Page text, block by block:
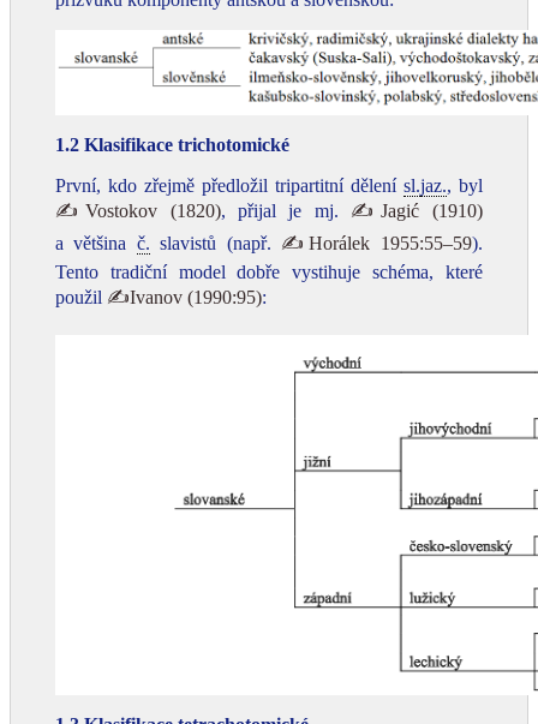
1.2 Klasifikace trichotomické
První, kdo zřejmě předložil tripartitní dělení sl.jaz., byl
✍Vostokov (1820), přijal je mj. ✍Jagić (1910)
a většina č. slavistů (např. ✍Horálek 1955:55–59).
Tento tradiční model dobře vystihuje schéma, které
použil ✍Ivanov (1990:95):